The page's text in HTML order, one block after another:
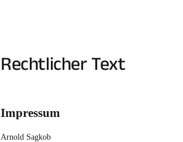
Rechtlicher Text
Impressum
Arnold Sagkob